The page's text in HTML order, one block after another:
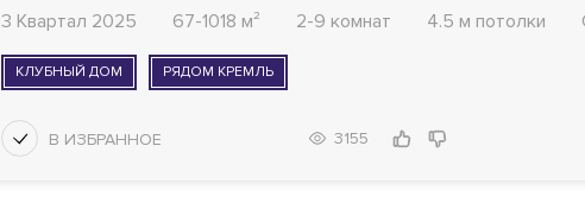
3 Квартал 2025 67-1018 м² 2-9 комнат 4.5 м потолки
КЛУБНЫЙ ДОМ РЯДОМ КРЕМЛЬ
3155